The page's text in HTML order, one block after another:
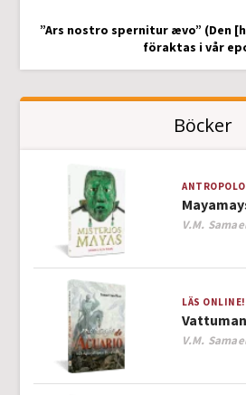
”Ars nostro spernitur ævo” (Den
föraktas i vår
Böcker
Author
V.M.
LÄS ONLINE!
Author
V.M.